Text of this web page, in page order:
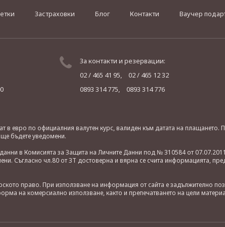
Застраховки Блог Контакти Ваучер
За контакти и резервации:
02 / 465 41 95,
02 / 465 12 32
0893 314 775,
0893 314 776
в евро по официалния валутен курс, валиден към датата на
бъдете уведомени.
в Комисията за Защита на Личните Данни под № 310584 от
Съгласно чл.80 от ЗТ достоверна и вярна се счита информацията,
право. При използване на информация от сайта е задължително
на комерсиално използване, както и препечатването на цели